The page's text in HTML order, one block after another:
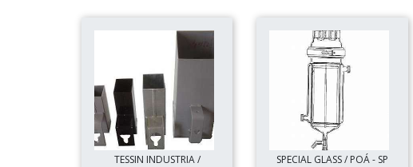
TESSIN INDUSTRIA /
SPECIAL GLASS / POÁ - SP